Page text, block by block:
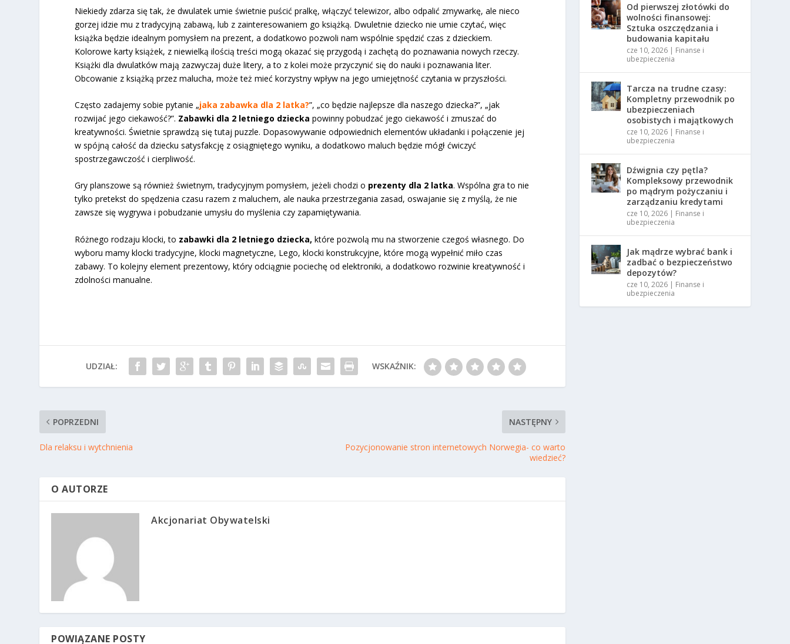
Niekiedy zdarza się tak, że dwulatek umie świetnie puścić pralkę, włączyć telewizor, albo odpalić zmywarkę, ale nieco
gorzej idzie mu z tradycyjną zabawą, lub z zainteresowaniem go książką. Dwuletnie dziecko nie umie czytać, więc
książka będzie idealnym pomysłem na prezent, a dodatkowo pozwoli nam wspólnie spędzić czas z dzieckiem.
Kolorowe karty książek, z niewielką ilością treści mogą okazać się przygodą i zachętą do poznawania nowych rzeczy.
Książki dla dwulatków mają zazwyczaj duże litery, a to z kolei może przyczynić się do nauki i poznawania liter.
Obcowanie z książką przez malucha, może też mieć korzystny wpływ na jego umiejętność czytania w przyszłości.
Często zadajemy sobie pytanie „jaka zabawka dla 2 latka?”, „co będzie najlepsze dla naszego dziecka?”, „jak
rozwijać jego ciekawość?”. Zabawki dla 2 letniego dzieckapowinny pobudzać jego ciekawość i zmuszać do
kreatywności. Świetnie sprawdzą się tutaj puzzle. Dopasowywanie odpowiednich elementów układanki i połączenie jej
w spójną całość da dziecku satysfakcję z osiągniętego wyniku, a dodatkowo maluch będzie mógł ćwiczyć
spostrzegawczość i cierpliwość.
Gry planszowe są również świetnym, tradycyjnym pomysłem, jeżeli chodzi o prezenty dla 2 latka. Wspólna gra to nie
tylko pretekst do spędzenia czasu razem z maluchem, ale nauka przestrzegania zasad, oswajanie się z myślą, że nie
zawsze się wygrywa i pobudzanie umysłu do myślenia czy zapamiętywania.
Różnego rodzaju klocki, to zabawki dla 2 letniego dziecka,które pozwolą mu na stworzenie czegoś własnego. Do
wyboru mamy klocki tradycyjne, klocki magnetyczne, Lego, klocki konstrukcyjne, które mogą wypełnić miło czas
zabawy. To kolejny element prezentowy, który odciągnie pociechę od elektroniki, a dodatkowo rozwinie kreatywność i
zdolności manualne.
UDZIAŁ: WSKAŹNIK:
POPRZEDNI
Dla relaksu i wytchnienia
NASTĘPNY
Pozycjonowanie stron internetowych Norwegia- co warto
wiedzieć?
O AUTORZE
Akcjonariat Obywatelski
POWIĄZANE POSTY
Od pierwszej złotówki do
wolności finansowej:
Sztuka oszczędzania i
budowania kapitału
cze 10, 2026 | Finanse i
ubezpieczenia
Tarcza na trudne czasy:
Kompletny przewodnik po
ubezpieczeniach
osobistych i majątkowych
cze 10, 2026 | Finanse i
ubezpieczenia
Dźwignia czy pętla?
Kompleksowy przewodnik
po mądrym pożyczaniu i
zarządzaniu kredytami
cze 10, 2026 | Finanse i
ubezpieczenia
Jak mądrze wybrać bank i
zadbać o bezpieczeństwo
depozytów?
cze 10, 2026 | Finanse i
ubezpieczenia